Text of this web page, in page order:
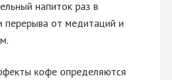
напиток раз в
перерыва от медитаций и
кофе определяются